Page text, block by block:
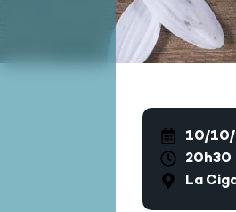
10/10/
20h30
La